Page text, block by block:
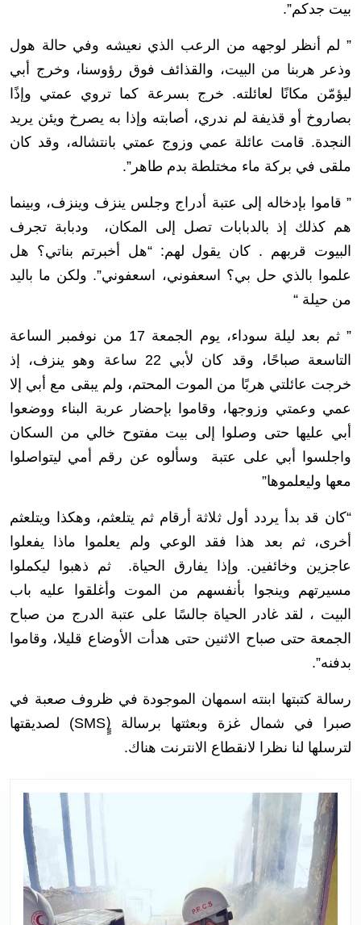
بيت جدكم”.
” لم أنظر لوجهه من الرعب الذي نعيشه وفي حالة هول
وذعر هربنا من البيت، والقذائف فوق رؤوسنا، وخرج أبي
ليؤمّن مكانًا لعائلته. خرج بسرعة كما تروي عمتي وإذًا
بصاروخ أو قذيفة لم ندري، أصابته وإذا به يصرخ ويئن يريد
النجدة. قامت عائلة عمي وزوج عمتي بانتشاله، وقد كان
ملقى في بركة ماء مختلطة بدم طاهر”.
” قاموا بإدخاله إلى عتبة أدراج وجلس ينزف وينزف، وبينما
هم كذلك إذ بالدبابات تصل إلى المكان، ودبابة تجرف
البيوت قربهم . كان يقول لهم: “هل أخبرتم بناتي؟ هل
علموا بالذي حل بي؟ اسعفوني، اسعفوني”. ولكن ما باليد
من حيلة “
” ثم بعد ليلة سوداء، يوم الجمعة 17 من نوفمبر الساعة
التاسعة صباحًا، وقد كان لأبي 22 ساعة وهو ينزف، إذ
خرجت عائلتي هربًا من الموت المحتم، ولم يبقى مع أبي إلا
عمي وعمتي وزوجها، وقاموا بإحضار عربة البناء ووضعوا
أبي عليها حتى وصلوا إلى بيت مفتوح خالي من السكان
واجلسوا أبي على عتبة وسألوه عن رقم أمي ليتواصلوا
معها وليعلموها”
“كان قد بدأ يردد أول ثلاثة أرقام ثم يتلعثم، وهكذا ويتلعثم
أخرى، ثم بعد هذا فقد الوعي ولم يعلموا ماذا يفعلوا
عاجزين وخائفين. وإذا يفارق الحياة. ثم ذهبوا ليكملوا
مسيرتهم وينجوا بأنفسهم من الموت وأغلقوا عليه باب
البيت ، لقد غادر الحياة جالسًا على عتبة الدرج من صباح
الجمعة حتى صباح الاثنين حتى هدأت الأوضاع قليلا، وقاموا
بدفنه”.
رسالة كتبتها ابنته اسمهان الموجودة في ظروف صعبة في
صبرا في شمال غزة وبعثتها برسالة (ٍٍSMS) لصديقتها
لترسلها لنا نظرا لانقطاع الانترنت هناك.